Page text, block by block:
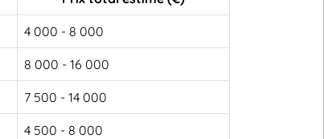
4 000 - 8 000
8 000 - 16 000
7 500 - 14 000
4 500 - 8 000